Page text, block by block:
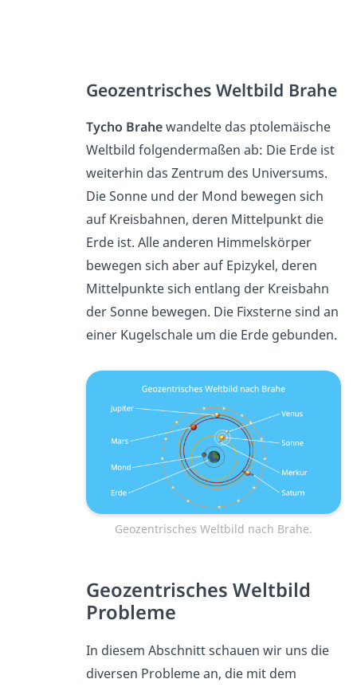
Geozentrisches Weltbild Brahe
Tycho Brahewandelte das ptolemäische
Weltbild folgendermaßen ab: Die Erde ist
weiterhin das Zentrum des Universums.
Die Sonne und der Mond bewegen sich
auf Kreisbahnen, deren Mittelpunkt die
Erde ist. Alle anderen Himmelskörper
bewegen sich aber auf Epizykel, deren
Mittelpunkte sich entlang der Kreisbahn
der Sonne bewegen. Die Fixsterne sind an
einer Kugelschale um die Erde gebunden.
Geozentrisches Weltbild nach Brahe.
Geozentrisches Weltbild
Probleme
In diesem Abschnitt schauen wir uns die
diversen Probleme an, die mit dem